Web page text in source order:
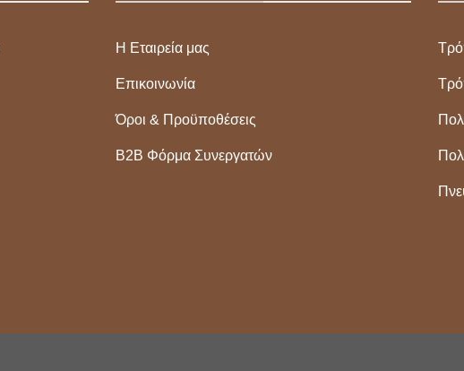
Η Εταιρεία μας
Επικοινωνία
Όροι & Προϋποθέσεις
Β2Β Φόρμα Συνεργατών